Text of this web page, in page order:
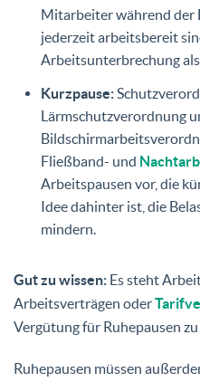
Mitarbeiter während der
jederzeit arbeitsbereit
Arbeitsunterbrechung
Kurzpause:
Lärmschutzverordnung
Fließband- und
Arbeitspausen vor, die
Idee dahinter ist, die
mindern.
Gut zu wissen: Es steht
Arbeitsverträgen oder
Vergütung für Ruhepausen
Ruhepausen müssen